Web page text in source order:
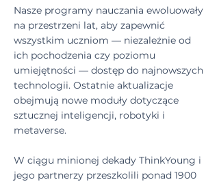
Nasze programy nauczania ewoluowały
na przestrzeni lat, aby zapewnić
wszystkim uczniom — niezależnie od
ich pochodzenia czy poziomu
umiejętności — dostęp do najnowszych
technologii. Ostatnie aktualizacje
obejmują nowe moduły dotyczące
sztucznej inteligencji, robotyki i
metaverse.
W ciągu minionej dekady ThinkYoung i
jego partnerzy przeszkolili ponad 1900